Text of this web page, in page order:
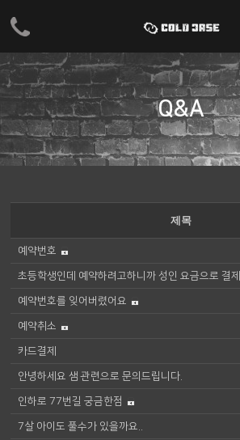
Q&A
제목
예약번호
초등학생인데 예약하려고하니까 성인 요금으로 결
예약번호를 잊어버렸어요
예약취소
카드결제
안녕하세요 샘 관련으로 문의드립니다.
인하로 77번길 궁금한점
7살 아이도 풀수가 있을까요..